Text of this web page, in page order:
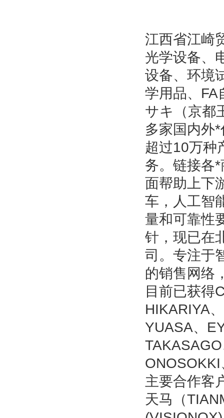
江西省江崎
光学设备、
设备、环境
学用品、FA
サキ（京都
多家国内外
超过10万种
务。链接各
面帮助上下
车，人工智
量和可靠性
针，现已在
司。专注于
的销售网络
目前已获得
HIKARIYA
YUASA、
主要合作客
天马（